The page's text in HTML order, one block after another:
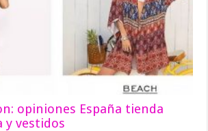
opiniones España tienda
y vestidos